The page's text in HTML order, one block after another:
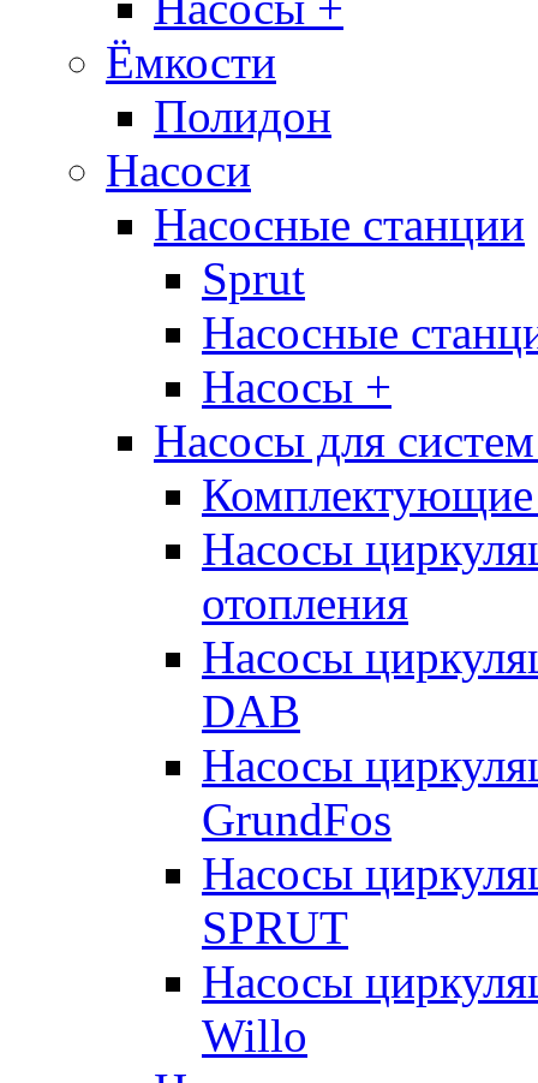
Ёмкости
Полидон
Насоси
Насосные станции
Sprut
Насосные
Насосы +
Насосы для
Комплектующие
Насосы
отопления
Насосы
DAB
Насосы
GrundFos
Насосы
SPRUT
Насосы
Willo